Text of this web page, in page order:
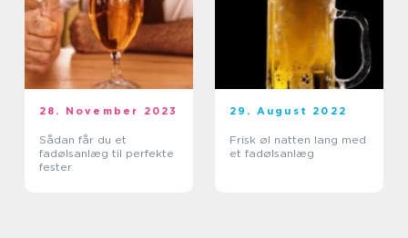
28. November 2023
Sådan får du et
fadølsanlæg til perfekte
fester
29. August 2022
Frisk øl natten lang med
et fadølsanlæg